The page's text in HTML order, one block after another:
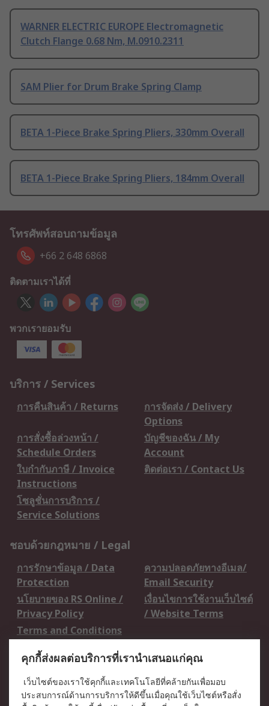
WARNER ELECTRIC EUROPE Electromagnetic
Clutch Flange 0.68 Nm, M.0910.2311
SAM Plier for Drum Brake Spring Clamp
BETA 1-Piece Brake Spring Pliers, 330mm Overall
BETA 1-Piece Brake Spring Pliers, 184mm Overall
โทรศัพท์สอบถามข้อมูล
+66 2 648 6868
ติดตามเราได้ที่
พวกเรายอมรับ
บริการ / Services
การคืนสินค้า / Returns
การจัดส่ง / Delivery
Options
การสั่งซื้อล่วงหน้า /
Schedule Orders
บัญชีของฉัน / My
Account
ใบกำกับภาษี / Invoice
Instructions
ติดต่อเรา / Contact Us
โซลูชั่นการบริการ /
Service Solutions
ชอบด้วยกฎหมาย / Legal
การรักษาข้อมูล / Data
Protection
ความปลอดภัยทางอีเมล/
Email Security
นโยบายของ RS Online /
Privacy Policy
เงื่อนไขการใช้งานเว็บไซต์
/ Website Terms
Terms and Conditions
เกี่ยวกับ RS / About RS
RS ทั่วโลก / RS
ข่าวประชาสัมพันธ์ / Press
คุกกี้ส่งผลต่อบริการที่เรานำเสนอแก่คุณ
เว็บไซต์ของเราใช้คุกกี้และเทคโนโลยีที่คล้ายกันเพื่อมอบ
ประสบการณ์ด้านการบริการให้ดีขึ้นเมื่อคุณใช้เว็บไซต์หรือสั่ง